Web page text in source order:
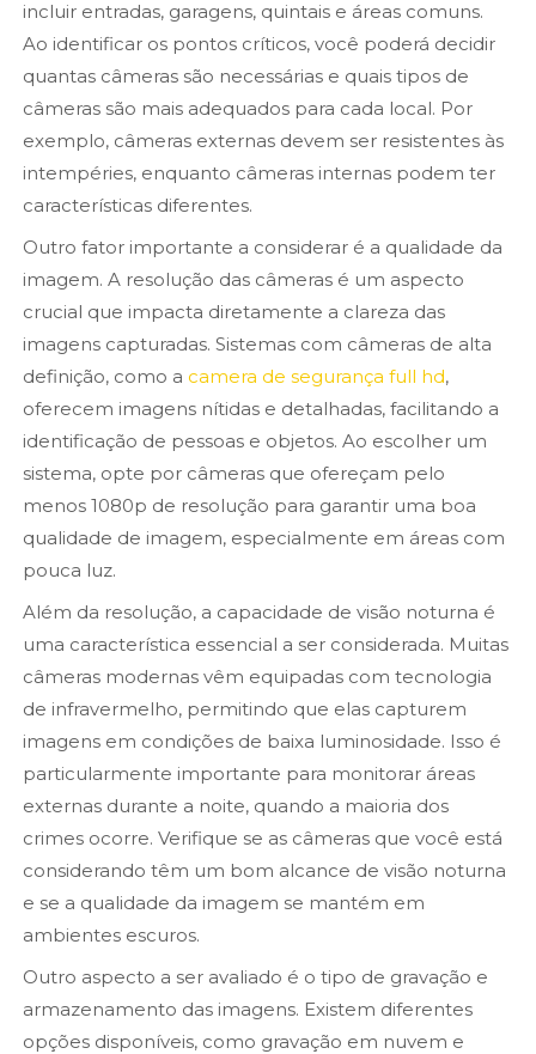
incluir entradas, garagens, quintais e áreas comuns.
Ao identificar os pontos críticos, você poderá decidir
quantas câmeras são necessárias e quais tipos de
câmeras são mais adequados para cada local. Por
exemplo, câmeras externas devem ser resistentes às
intempéries, enquanto câmeras internas podem ter
características diferentes.
Outro fator importante a considerar é a qualidade da
imagem. A resolução das câmeras é um aspecto
crucial que impacta diretamente a clareza das
imagens capturadas. Sistemas com câmeras de alta
definição, como a camera de segurança full hd,
oferecem imagens nítidas e detalhadas, facilitando a
identificação de pessoas e objetos. Ao escolher um
sistema, opte por câmeras que ofereçam pelo
menos 1080p de resolução para garantir uma boa
qualidade de imagem, especialmente em áreas com
pouca luz.
Além da resolução, a capacidade de visão noturna é
uma característica essencial a ser considerada. Muitas
câmeras modernas vêm equipadas com tecnologia
de infravermelho, permitindo que elas capturem
imagens em condições de baixa luminosidade. Isso é
particularmente importante para monitorar áreas
externas durante a noite, quando a maioria dos
crimes ocorre. Verifique se as câmeras que você está
considerando têm um bom alcance de visão noturna
e se a qualidade da imagem se mantém em
ambientes escuros.
Outro aspecto a ser avaliado é o tipo de gravação e
armazenamento das imagens. Existem diferentes
opções disponíveis, como gravação em nuvem e